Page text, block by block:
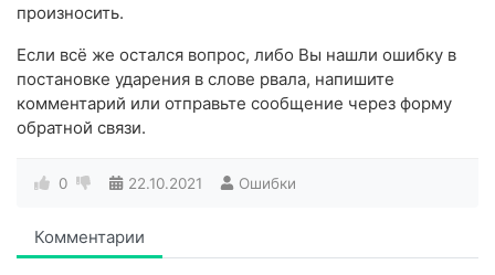
произносить.
Если всё же остался вопрос, либо Вы нашли ошибку в
постановке ударения в слове рвала, напишите
комментарий или отправьте сообщение через форму
обратной связи.
0 22.10.2021 Ошибки
Комментарии